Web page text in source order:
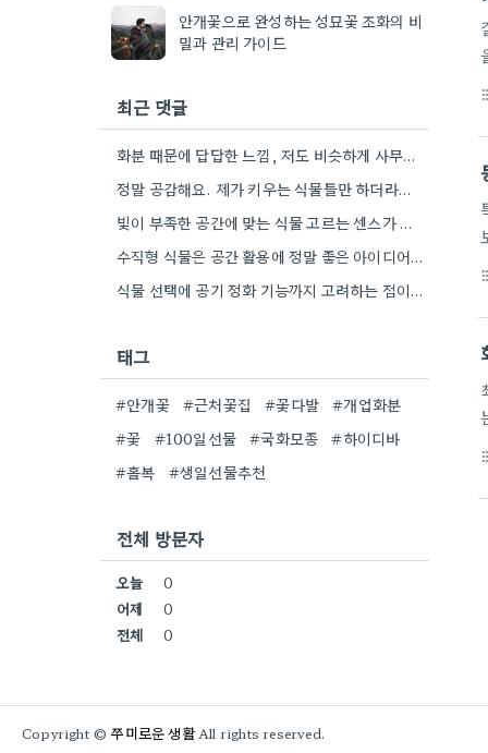
'
안개꽃으로 완성하는 성묘꽃 조화의 비
밀과 관리 가이드
최근 댓글
화분 때문에 답답한 느낌, 저도 비슷하게 사무실에 물꽂이를 몇 개 뒀다가 관리가 너무 어려워서 결국…
정말 공감해요. 제가 키우는 식물들만 하더라도 물 주는 게 깜빡하면 금방 시들시들해지니까요.
빛이 부족한 공간에 맞는 식물 고르는 센스가 정말 중요하네요. 저는 작은 스투키를 좋아하는데, 잘 관리가…
수직형 식물은 공간 활용에 정말 좋은 아이디어네요. 특히 복잡한 음식점 진열에 도움이 될 것 같아요.
식물 선택에 공기 정화 기능까지 고려하는 점이 좋네요. 특히 햇빛이 부족한 곳에서는 생존율을 높이는 품종을…
태그
#안개꽃 #근처꽃집 #꽃다발
#개업화분
#꽃
#100일선물 #국화모종
#하이디바
#홀복
#생일선물추천
전체 방문자
오늘
0
어제
0
전체
0
Copyright ©쭈미로운 생활All rights reserved.